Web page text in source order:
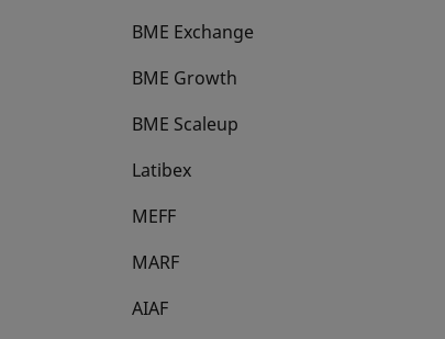
BME Exchange
BME Growth
se abre en una pestaña nueva
BME Scaleup
se abre en una pestaña nueva
Latibex
se abre en una pestaña nueva
MEFF
se abre en una pestaña nueva
MARF
AIAF